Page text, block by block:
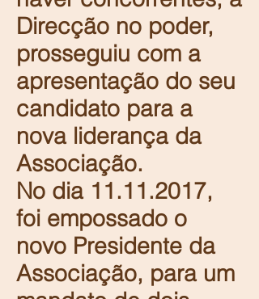
Direcção no poder,
prosseguiu com a
apresentação do seu
candidato para a
nova liderança da
Associação.
No dia 11.11.2017,
foi empossado o
novo Presidente da
Associação, para um